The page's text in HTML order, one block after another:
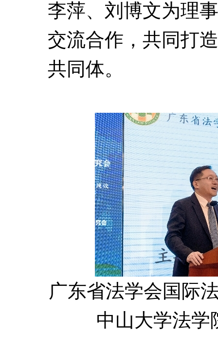
李萍、刘博文为理
交流合作，共同打
共同体。
广东省法学会国际
中山大学法学